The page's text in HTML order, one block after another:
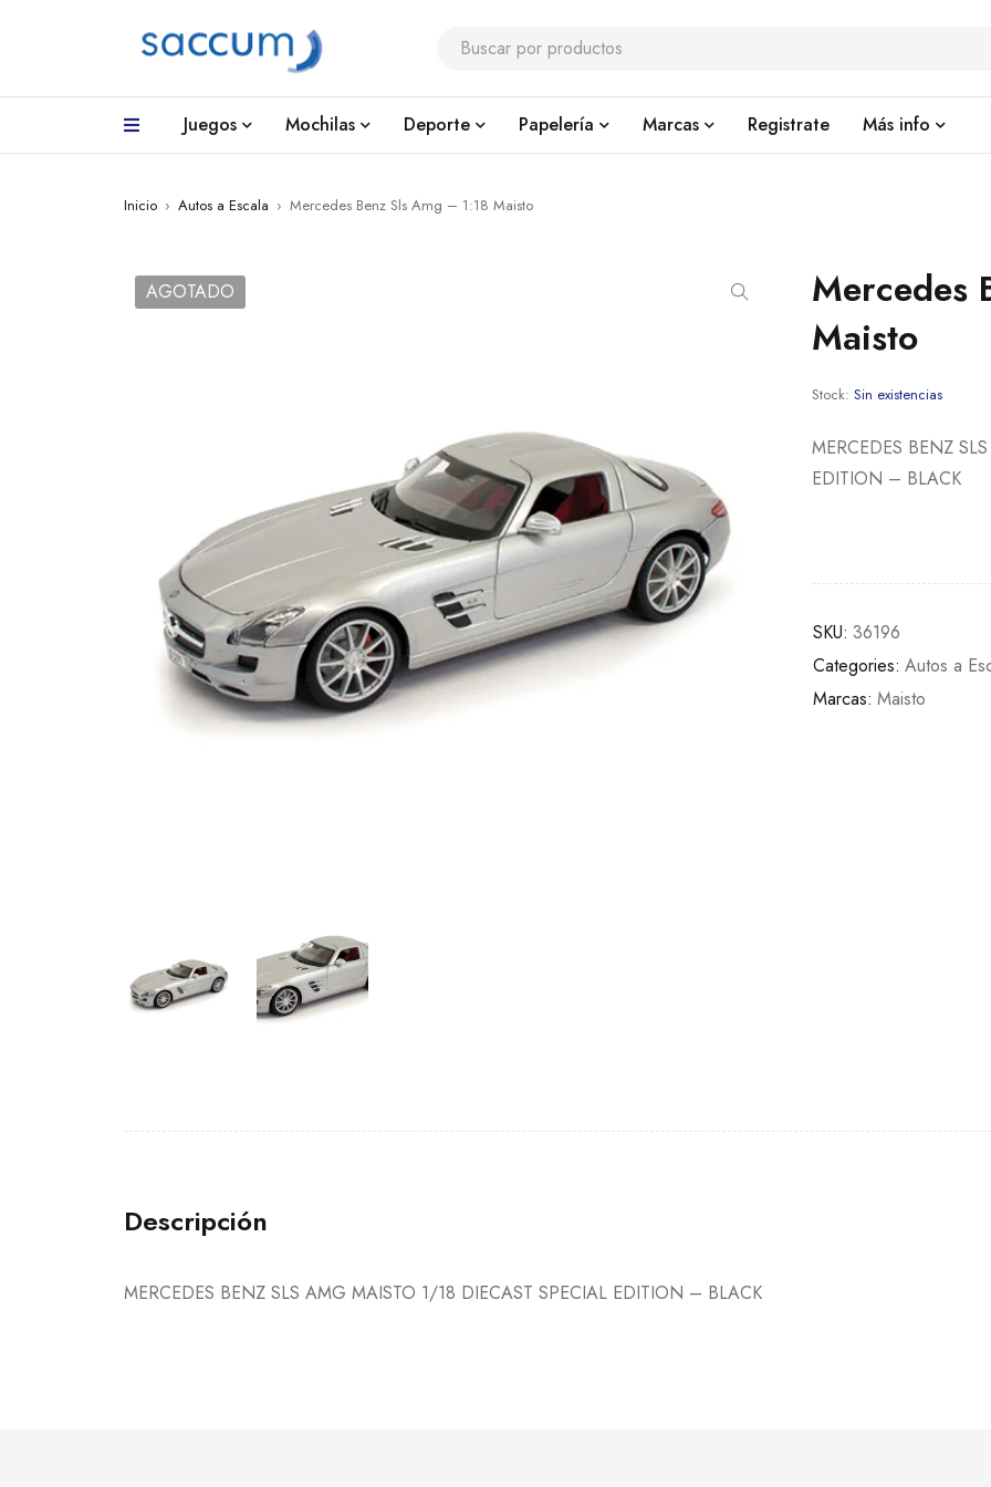
Juegos Mochilas Deporte Papelería Marcas Registrate Más info
Inicio › Autos a Escala › Mercedes Benz Sls Amg – 1:18 Maisto
AGOTADO
Mercedes
Maisto
Stock: Sin existencias
MERCEDES BENZ
EDITION – BLACK
SKU: 36196
Categories: Autos a
Marcas: Maisto
Descripción
MERCEDES BENZ SLS AMG MAISTO 1/18 DIECAST SPECIAL EDITION – BLACK